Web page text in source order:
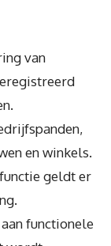
van
en winkels.
geldt er
functionele